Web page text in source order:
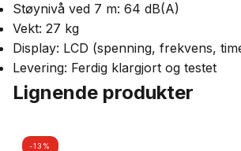
Støynivå ved 7 m: 64 dB(A)
Vekt: 27 kg
Display: LCD (spenning, frekvens,
Levering: Ferdig klargjort og testet
Lignende produkter
-13%